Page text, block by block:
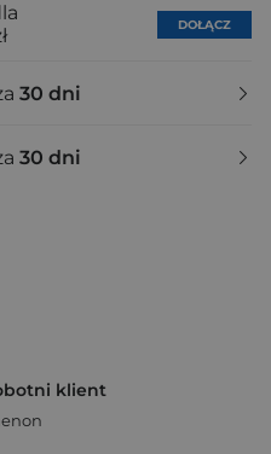
DOŁĄCZ
30 dni
30 dni
klient